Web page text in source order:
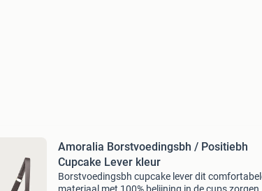
Amoralia Borstvoedingsbh / Positiebh
Cupcake Lever kleur
Borstvoedingsbh cupcake lever dit